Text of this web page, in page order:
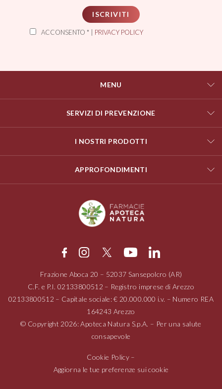
ISCRIVITI
ACCONSENTO * | PRIVACY POLICY
MENU
SERVIZI DI PREVENZIONE
I NOSTRI PRODOTTI
APPROFONDIMENTI
Frazione Aboca 20 – 52037 Sansepolcro (AR)
C.F. e P.I.02133800512 – Registro imprese di Arezzo
02133800512 – Capitale sociale: € 20.000.000 i.v. – Numero REA
164243 Arezzo
© Copyright 2026: Apoteca Natura S.p.A. – Per una salute
consapevole
Cookie Policy–
Aggiorna le tue preferenze sui cookie